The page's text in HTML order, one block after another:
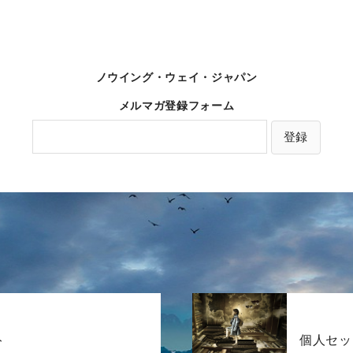
ノウイング・ウェイ・ジャパン
メルマガ登録フォーム
個人セ